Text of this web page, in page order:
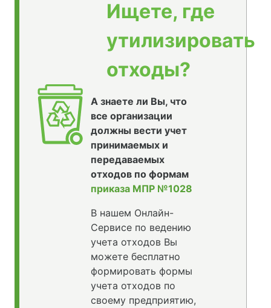
Ищете, где
утилизировать
отходы?
А знаете ли Вы, что
все организации
должны вести учет
принимаемых и
передаваемых
отходов по формам
приказа МПР №1028
В нашем Онлайн-
Сервисе по ведению
учета отходов Вы
можете бесплатно
формировать формы
учета отходов по
своему предприятию,